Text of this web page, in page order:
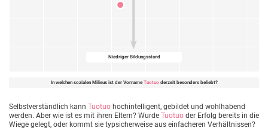
Niedriger Bildungsstand
In welchen sozialen Milieus ist der Vorname Tuotuoderzeit besonders beliebt?
Selbstverständlich kann Tuotuo hochintelligent, gebildet und wohlhabend
werden. Aber wie ist es mit ihren Eltern? Wurde Tuotuo der Erfolg bereits in die
Wiege gelegt, oder kommt sie typsicherweise aus einfacheren Verhältnissen?